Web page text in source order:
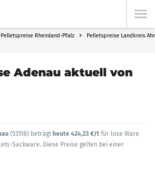
Pelletspreise Rheinland-Pfalz Pelletspreise Landkreis
Adenau aktuell von
(53518) beträgt heute 424,23 €/t für lose Ware
Sackware. Diese Preise gelten bei einer